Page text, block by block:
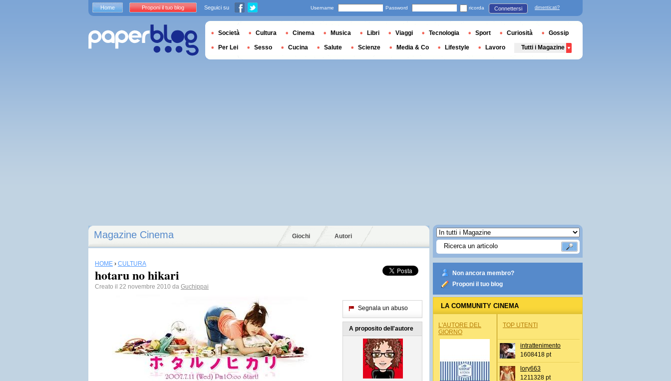
Magazine Cinema Giochi Autori
HOME › CULTURA
hotaru no hikari
Creato il 22 novembre 2010 da Guchippai
Segnala un abuso
A proposito dell'autore
Non ancora membro?
Proponi il tuo blog
LA COMMUNITY CINEMA
L'AUTORE DEL
GIORNO
TOP UTENTI
intrattenimento
1608418 pt
lory663
1211328 pt
Home Proponi il tuo blog Seguici su Username Password ricorda Connettersi dimenticati?
Società Cultura Cinema Musica Libri Viaggi Tecnologia Sport Curiosità Gossip
Per Lei Sesso Cucina Salute Scienze Media & Co Lifestyle Lavoro Tutti i Magazine